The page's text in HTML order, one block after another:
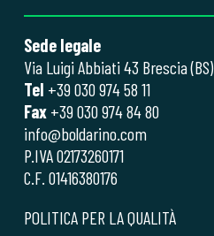
Sede legale
Via Luigi Abbiati 43 Brescia (BS)
Tel +39 030 974 58 11
Fax+39 030 974 84 80
info@boldarino.com
P.IVA 02173260171
C.F. 01416380176
POLITICA PER LA QUALITÀ